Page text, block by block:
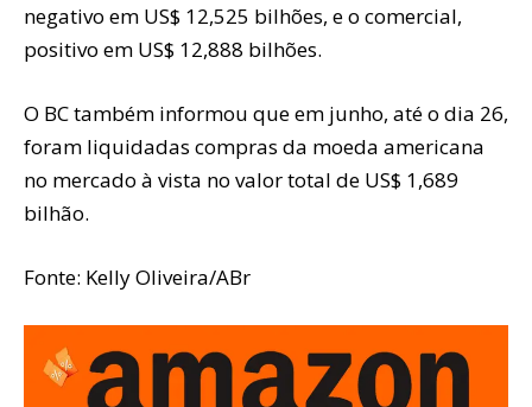
negativo em US$ 12,525 bilhões, e o comercial,
positivo em US$ 12,888 bilhões.
O BC também informou que em junho, até o dia 26,
foram liquidadas compras da moeda americana
no mercado à vista no valor total de US$ 1,689
bilhão.
Fonte: Kelly Oliveira/ABr